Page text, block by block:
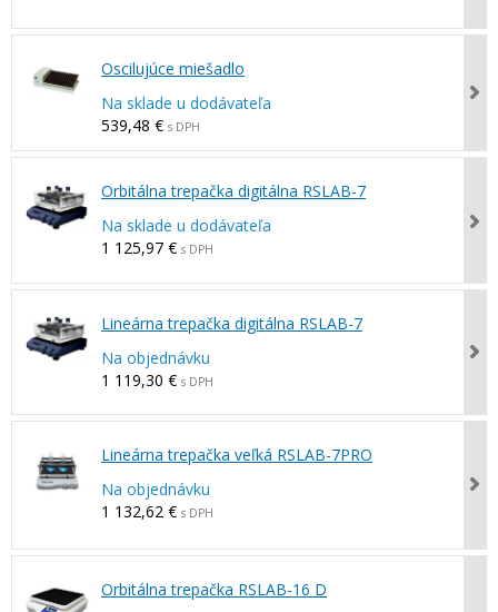
Oscilujúce miešadlo
Na sklade u dodávateľa
539,48 € s DPH
Orbitálna trepačka digitálna RSLAB-7
Na sklade u dodávateľa
1 125,97 € s DPH
Lineárna trepačka digitálna RSLAB-7
Na objednávku
1 119,30 € s DPH
Lineárna trepačka veľká RSLAB-7PRO
Na objednávku
1 132,62 € s DPH
Orbitálna trepačka RSLAB-16 D